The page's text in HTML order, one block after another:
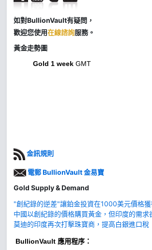
如對BullionVault有疑問，
歡迎您使用在線諮詢服務。
黃金走勢圖
Gold 1 week GMT
金訊規則
電郵 BullionVault 金易寶
Gold Supply & Demand
"創紀錄的逆差"讓鉑金投資在1000美元價格
中國以創紀錄的價格購買黃金，但印度的需求
莫迪的印度再次打擊珠寶商，提高白銀進口稅
BullionVault 應用程序：